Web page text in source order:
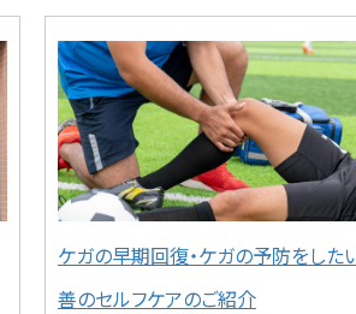
ケガの早期回復・ケガの予防をし
善のセルフケアのご紹介